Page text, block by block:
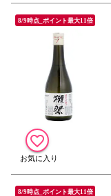
8/9時点_ポイント最大11倍
8/9時点_ポイント最大11倍